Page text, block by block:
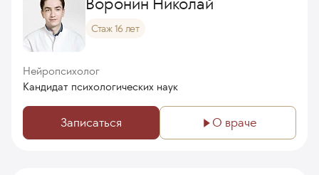
Стаж 16 лет
Нейропсихолог
Кандидат психологических наук
Записаться О враче